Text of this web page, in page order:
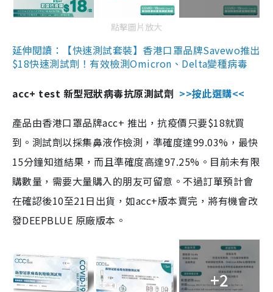
點擊圖片放大
延伸閱讀：【快速測試套裝】香港口罩品牌Savewo推出
$18快速測試劑！有效檢測Omicron、Delta變種病毒
acc+ test 新型冠狀病毒抗原測試劑 >>按此選購<<
產品由香港口罩品牌acc+ 推出，抗疫價只要$18就買
到。測試劑以採集鼻液作檢測，準確度達99.03%，最快
15分鐘知道結果，而且準確度高達97.25%。目前未有限
購數量，需要大量購入的朋友可留意。不過訂單預計會
在確認後10至21日出貨，如acc+版本賣完，將有機會改
發DEEPBLUE 原廠版本。
+2